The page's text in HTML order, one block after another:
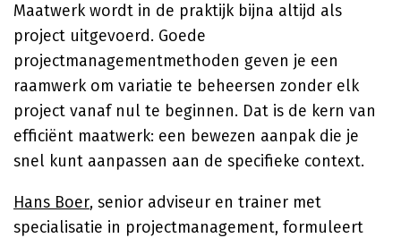
Maatwerk wordt in de praktijk bijna altijd als
project uitgevoerd. Goede
projectmanagementmethoden geven je een
raamwerk om variatie te beheersen zonder elk
project vanaf nul te beginnen. Dat is de kern van
efficiënt maatwerk: een bewezen aanpak die je
snel kunt aanpassen aan de specifieke context.
Hans Boer, senior adviseur en trainer met
specialisatie in projectmanagement, formuleert